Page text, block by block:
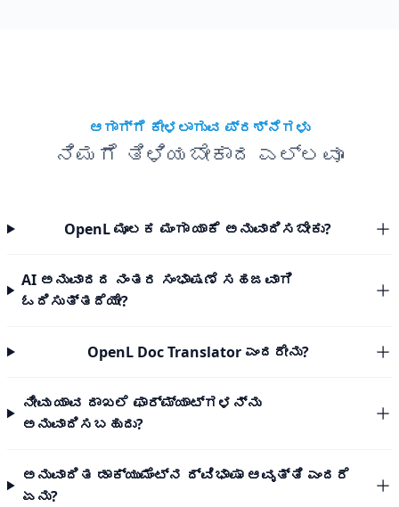
ಆಗಾಗ್ಗೆ ಕೇಳಲಾಗುವ ಪ್ರಶ್ನೆಗಳು
ನಿಮಗೆ ತಿಳಿಯಬೇಕಾದ ಎಲ್ಲವೂ
OpenL ಮೂಲಕ ಮಂಗಾ ಯಾಕೆ ಅನುವಾದಿಸಬೇಕು?
AI ಅನುವಾದದ ನಂತರ ಸಂಭಾಷಣೆ ಸಹಜವಾಗಿ
ಓದಿಸುತ್ತದೆಯೇ?
OpenL Doc Translator ಎಂದರೇನು?
ನೀವು ಯಾವ ದಾಖಲೆ ಫಾರ್ಮ್ಯಾಟ್‌ಗಳನ್ನು
ಅನುವಾದಿಸಬಹುದು?
ಅನುವಾದಿತ ಡಾಕ್ಯುಮೆಂಟ್‌ನ ದ್ವಿಭಾಷಾ ಆವೃತ್ತಿ ಎಂದರೆ
ಏನು?